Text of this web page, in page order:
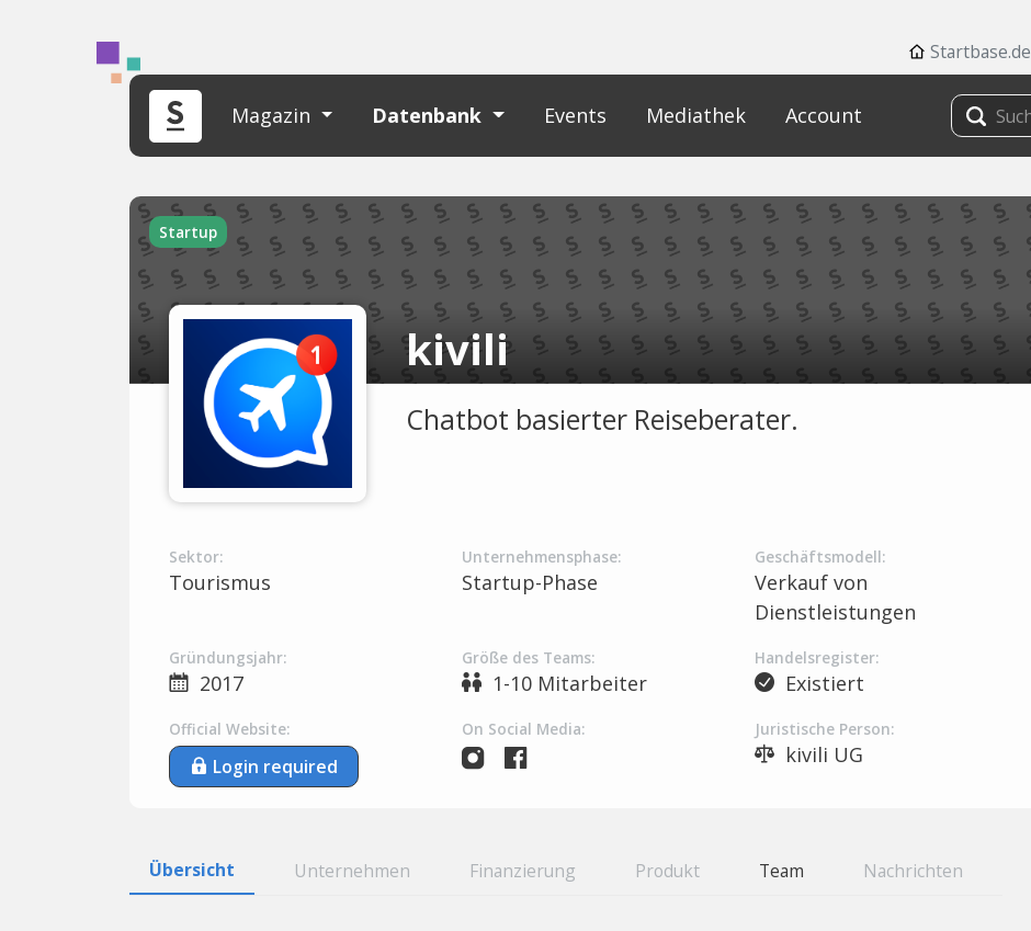
Startbase.de
Magazin Datenbank Events Mediathek Account
Startup
kivili
Chatbot basierter Reiseberater.
Sektor:
Tourismus
Unternehmensphase:
Startup-Phase
Geschäftsmodell:
Verkauf von
Dienstleistungen
Gründungsjahr:
2017
Größe des Teams:
1-10 Mitarbeiter
Handelsregister:
Existiert
Official Website:
Login required
On Social Media: Juristische Person:
kivili UG
Übersicht Unternehmen Finanzierung Produkt Team Nachrichten